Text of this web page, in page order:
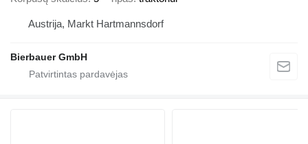
Austrija, Markt Hartmannsdorf
Bierbauer GmbH